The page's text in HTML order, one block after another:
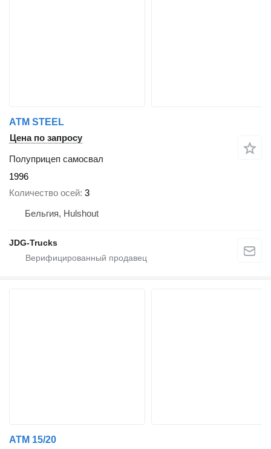
ATM STEEL
Цена по запросу
Полуприцеп самосвал
1996
Количество осей 3
Бельгия, Hulshout
JDG-Trucks
ATM 15/20